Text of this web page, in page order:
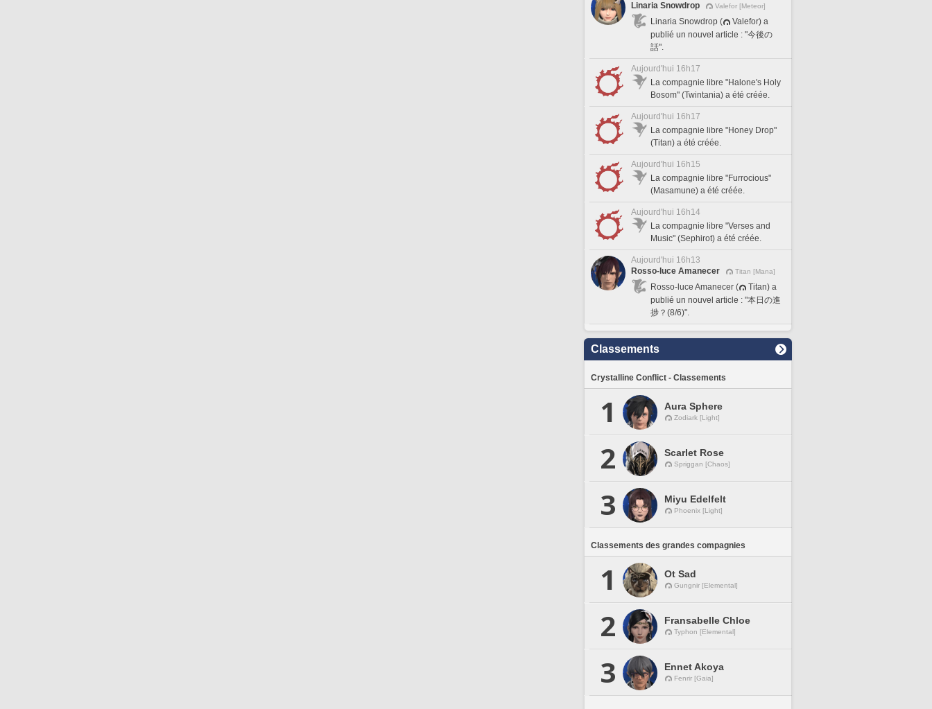
Linaria Snowdrop
Valefor [Meteor]
Linaria Snowdrop (
Valefor) a
publié un nouvel article : "今後の
話".
Aujourd'hui 16h17
La compagnie libre "Halone's Holy
Bosom" (Twintania) a été créée.
Aujourd'hui 16h17
La compagnie libre "Honey Drop"
(Titan) a été créée.
Aujourd'hui 16h15
La compagnie libre "Furrocious"
(Masamune) a été créée.
Aujourd'hui 16h14
La compagnie libre "Verses and
Music" (Sephirot) a été créée.
Aujourd'hui 16h13
Rosso-luce Amanecer
Titan [Mana]
Rosso-luce Amanecer (
Titan) a
publié un nouvel article : "本日の進
捗？(8/6)".
Classements
Crystalline Conflict - Classements
1 Aura Sphere
Zodiark [Light]
2 Scarlet Rose
Spriggan [Chaos]
3 Miyu Edelfelt
Phoenix [Light]
Classements des grandes compagnies
1 Ot Sad
Gungnir [Elemental]
2 Fransabelle Chloe
Typhon [Elemental]
3 Ennet Akoya
Fenrir [Gaia]